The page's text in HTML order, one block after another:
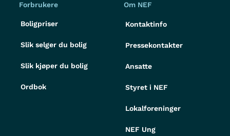
Forbrukere
Boligpriser
Slik selger du bolig
Slik kjøper du bolig
Ordbok
Om NEF
Kontaktinfo
Pressekontakter
Ansatte
Styret i NEF
Lokalforeninger
NEF Ung